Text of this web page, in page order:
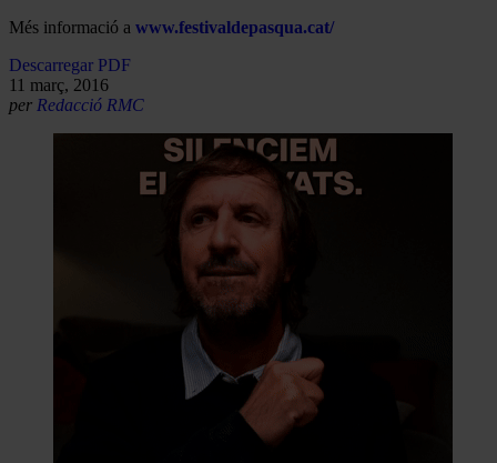
Més informació a www.festivaldepasqua.cat/
Descarregar PDF
11 març, 2016
per Redacció RMC